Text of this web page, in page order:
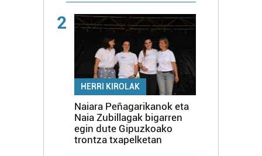
2
HERRI KIROLAK
Naiara Peñagarikanok eta
Naia Zubillagak bigarren
egin dute Gipuzkoako
trontza txapelketan